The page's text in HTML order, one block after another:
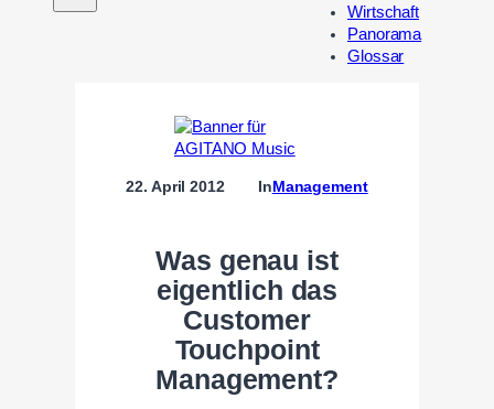
Wirtschaft
Panorama
Glossar
22. April 2012 InManagement
Was genau ist
eigentlich das
Customer
Touchpoint
Management?